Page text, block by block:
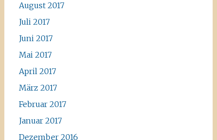
August 2017
Juli 2017
Juni 2017
Mai 2017
April 2017
März 2017
Februar 2017
Januar 2017
Dezember 2016